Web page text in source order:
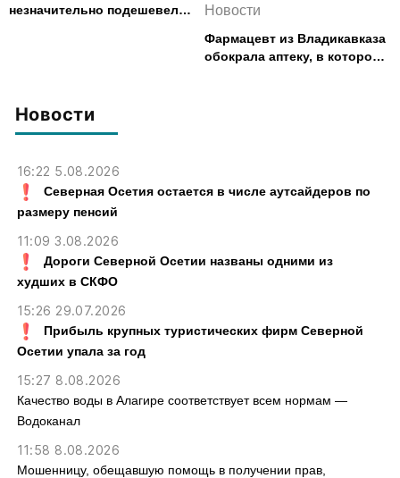
Новости
16:22 5.08.2026
Северная Осетия остается в числе аутсайдеров по
размеру пенсий
11:09 3.08.2026
Дороги Северной Осетии названы одними из
худших в СКФО
15:26 29.07.2026
Прибыль крупных туристических фирм Северной
Осетии упала за год
15:27 8.08.2026
Качество воды в Алагире соответствует всем нормам —
Водоканал
11:58 8.08.2026
Мошенницу, обещавшую помощь в получении прав,
незначительно подешевело
Новости
Фармацевт из Владикавказа
обокрала аптеку, в которой